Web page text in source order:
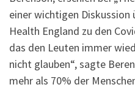
einer wichtigen Diskussion
Health England zu den
das den Leuten immer
nicht glauben“, sagte
mehr als 70% der